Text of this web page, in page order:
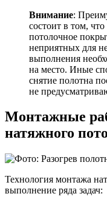
Внимание:
состоит в том,
потолочное
неприятных для
выполнения
на место. Иные
снятие полотна
не
Монтажные
натяжного
Технология монтажа
выполнение ряда задач: